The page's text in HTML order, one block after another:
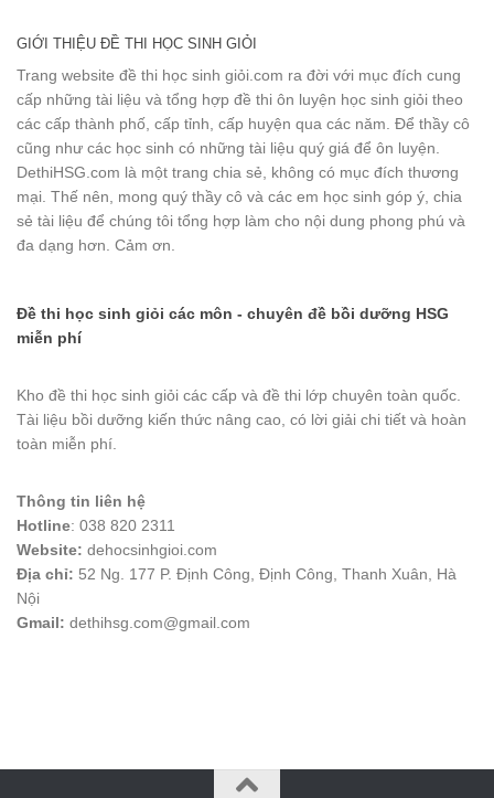
GIỚI THIỆU ĐỀ THI HỌC SINH GIỎI
Trang website đề thi học sinh giỏi.com ra đời với mục đích cung
cấp những tài liệu và tổng hợp đề thi ôn luyện học sinh giỏi theo
các cấp thành phố, cấp tỉnh, cấp huyện qua các năm. Để thầy cô
cũng như các học sinh có những tài liệu quý giá để ôn luyện.
DethiHSG.com là một trang chia sẻ, không có mục đích thương
mại. Thế nên, mong quý thầy cô và các em học sinh góp ý, chia
sẻ tài liệu để chúng tôi tổng hợp làm cho nội dung phong phú và
đa dạng hơn. Cảm ơn.
Đề thi học sinh giỏi các môn - chuyên đề bồi dưỡng HSG
miễn phí
Kho đề thi học sinh giỏi các cấp và đề thi lớp chuyên toàn quốc.
Tài liệu bồi dưỡng kiến thức nâng cao, có lời giải chi tiết và hoàn
toàn miễn phí.
Thông tin liên hệ
Hotline: 038 820 2311
Website: dehocsinhgioi.com
Địa chỉ: 52 Ng. 177 P. Định Công, Định Công, Thanh Xuân, Hà
Nội
Gmail: dethihsg.com@gmail.com